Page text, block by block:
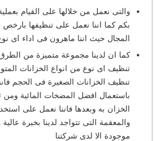
والتى نعمل من خلالها على القيام
بكم كما اننا نعمل على تنظيفها بارخص
المجال حيث اننا ماهرون فى اداء اى
كما ان لدينا مجموعة متميزة من
تنظيف اى نوع من انواع الخزانات
تنظيف الخزانات الصغيرة فى الحجم
باستعمال افضل المضخات المائية ومن
الخزان به وبعدها فاننا نعمل على
والمعقمة التى تتواجد لدينا بخبرة
موجودة الا لدى شركتنا